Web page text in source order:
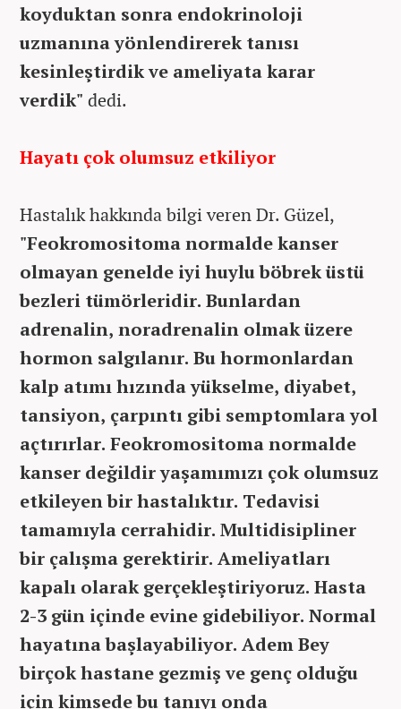
koyduktan sonra endokrinoloji
uzmanına yönlendirerek tanısı
kesinleştirdik ve ameliyata karar
verdik" dedi.
Hayatı çok olumsuz etkiliyor
Hastalık hakkında bilgi veren Dr. Güzel,
"Feokromositoma normalde kanser
olmayan genelde iyi huylu böbrek üstü
bezleri tümörleridir. Bunlardan
adrenalin, noradrenalin olmak üzere
hormon salgılanır. Bu hormonlardan
kalp atımı hızında yükselme, diyabet,
tansiyon, çarpıntı gibi semptomlara yol
açtırırlar. Feokromositoma normalde
kanser değildir yaşamımızı çok olumsuz
etkileyen bir hastalıktır. Tedavisi
tamamıyla cerrahidir. Multidisipliner
bir çalışma gerektirir. Ameliyatları
kapalı olarak gerçekleştiriyoruz. Hasta
2-3 gün içinde evine gidebiliyor. Normal
hayatına başlayabiliyor. Adem Bey
birçok hastane gezmiş ve genç olduğu
için kimsede bu tanıyı onda